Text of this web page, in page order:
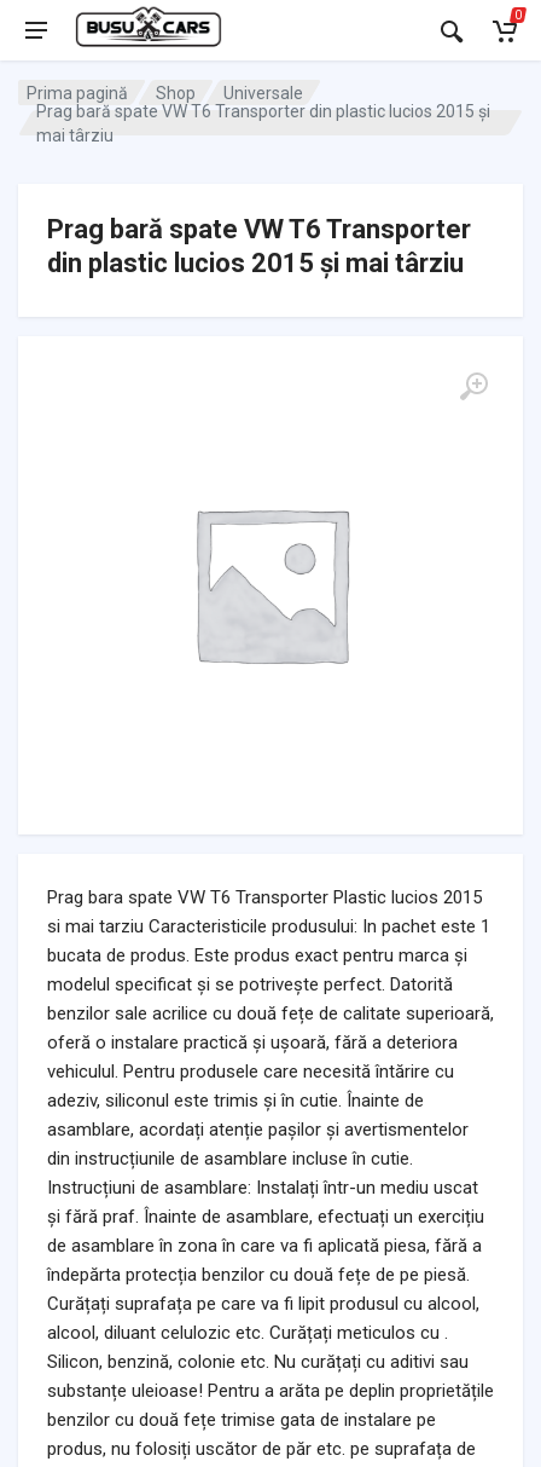
0
Prima pagină Shop
Universale
Prag bară spate VW T6 Transporter din plastic lucios 2015 și
mai târziu
Prag bară spate VW T6 Transporter
din plastic lucios 2015 și mai târziu
Prag bara spate VW T6 Transporter Plastic lucios 2015
si mai tarziu Caracteristicile produsului: In pachet este 1
bucata de produs. Este produs exact pentru marca și
modelul specificat și se potrivește perfect. Datorită
benzilor sale acrilice cu două fețe de calitate superioară,
oferă o instalare practică și ușoară, fără a deteriora
vehiculul. Pentru produsele care necesită întărire cu
adeziv, siliconul este trimis și în cutie. Înainte de
asamblare, acordați atenție pașilor și avertismentelor
din instrucțiunile de asamblare incluse în cutie.
Instrucțiuni de asamblare: Instalați într-un mediu uscat
și fără praf. Înainte de asamblare, efectuați un exercițiu
de asamblare în zona în care va fi aplicată piesa, fără a
îndepărta protecția benzilor cu două fețe de pe piesă.
Curățați suprafața pe care va fi lipit produsul cu alcool,
alcool, diluant celulozic etc. Curățați meticulos cu .
Silicon, benzină, colonie etc. Nu curățați cu aditivi sau
substanțe uleioase! Pentru a arăta pe deplin proprietățile
benzilor cu două fețe trimise gata de instalare pe
produs, nu folosiți uscător de păr etc. pe suprafața de